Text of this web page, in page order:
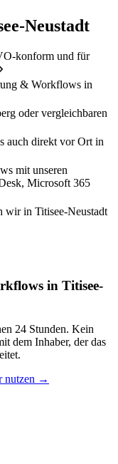
Neustadt
konform und für
& Workflows in
oder vergleichbaren
auch direkt vor Ort in
mit unseren
Microsoft 365
wir in Titisee-Neustadt
in Titisee-
24 Stunden. Kein
dem Inhaber, der das
nutzen →